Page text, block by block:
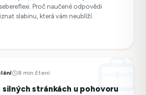
Proč naučené odpovědi
slabinu, která vám neublíží.
8 min čtení
stránkách u pohovoru